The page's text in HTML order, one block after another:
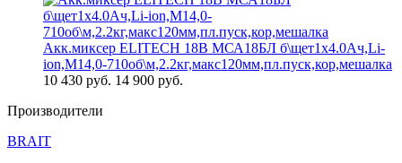
Акк.миксер ELITECH 18В МСА18БЛ б\щет1х4.0Ач,Li-
ion,М14,0-710об\м,2.2кг,макс120мм,пл.пуск,кор,мешалка
10 430 руб. 14 900 руб.
Производители
BRAIT